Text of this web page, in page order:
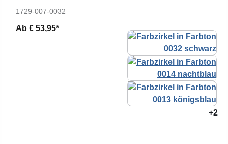
1729-007-0032
Ab € 53,95*
+2